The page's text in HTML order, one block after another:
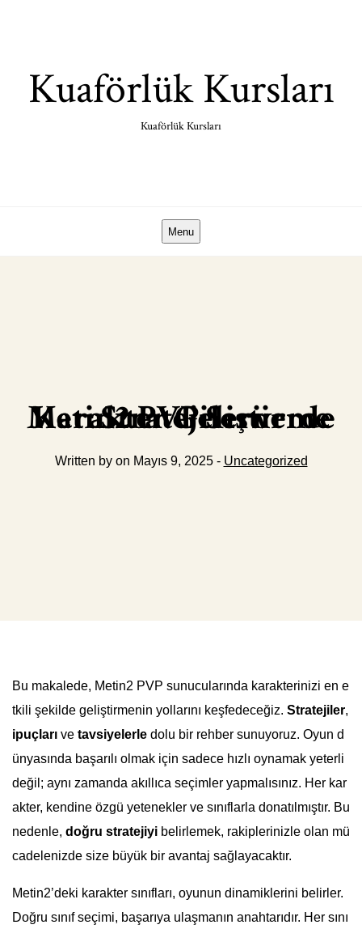
Kuaförlük Kursları
Kuaförlük Kursları
Menu
Metin2 PVP Serverde Karakter Geliştirme Stratejileri
Written by on Mayıs 9, 2025 - Uncategorized
Bu makalede, Metin2 PVP sunucularında karakterinizi en e
tkili şekilde geliştirmenin yollarını keşfedeceğiz. Stratejiler,
ipuçları ve tavsiyelerle dolu bir rehber sunuyoruz. Oyun d
ünyasında başarılı olmak için sadece hızlı oynamak yeterli
değil; aynı zamanda akıllıca seçimler yapmalısınız. Her kar
akter, kendine özgü yetenekler ve sınıflarla donatılmıştır. Bu
nedenle, doğru stratejiyi belirlemek, rakiplerinizle olan mü
cadelenizde size büyük bir avantaj sağlayacaktır.
Metin2’deki karakter sınıfları, oyunun dinamiklerini belirler.
Doğru sınıf seçimi, başarıya ulaşmanın anahtarıdır. Her sını